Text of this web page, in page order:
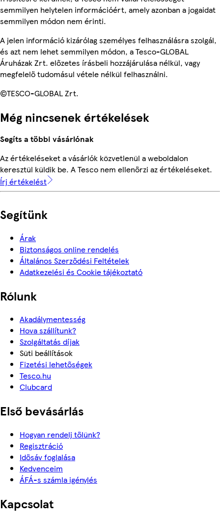
semmilyen helytelen információért, amely azonban a jogaidat
semmilyen módon nem érinti.
A jelen információ kizárólag személyes felhasználásra szolgál,
és azt nem lehet semmilyen módon, a Tesco-GLOBAL
Áruházak Zrt. előzetes írásbeli hozzájárulása nélkül, vagy
megfelelő tudomásul vétele nélkül felhasználni.
©TESCO-GLOBAL Zrt.
Még nincsenek értékelések
Segíts a többi vásárlónak
Az értékeléseket a vásárlók közvetlenül a weboldalon
keresztül küldik be. A Tesco nem ellenőrzi az értékeléseket.
Írj értékelést
Segítünk
Árak
Biztonságos online rendelés
Általános Szerződési Feltételek
Adatkezelési és Cookie tájékoztató
Rólunk
Akadálymentesség
Hova szállítunk?
Szolgáltatás díjak
Süti beállítások
Fizetési lehetőségek
Tesco.hu
Clubcard
Első bevásárlás
Hogyan rendelj tőlünk?
Regisztráció
Idősáv foglalása
Kedvenceim
ÁFÁ-s számla igénylés
Kapcsolat